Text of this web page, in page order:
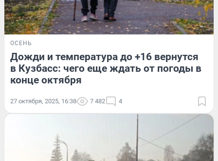
ОСЕНЬ
Дожди и температура до +16 вернутся
в Кузбасс: чего еще ждать от погоды в
конце октября
27 октября, 2025, 16:38 7 482 4